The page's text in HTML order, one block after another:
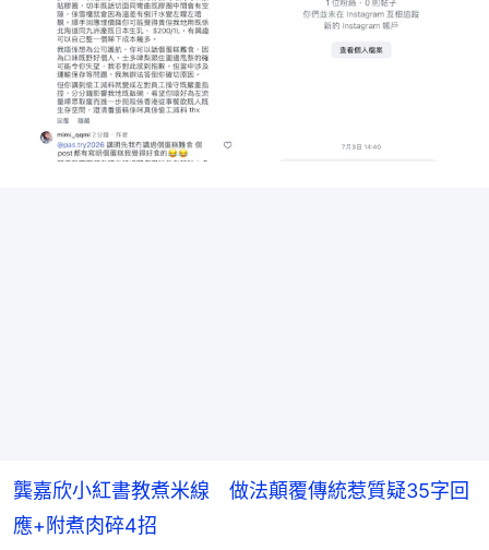
龔嘉欣小紅書教煮米線　做法顛覆傳統惹質疑35字回
應+附煮肉碎4招